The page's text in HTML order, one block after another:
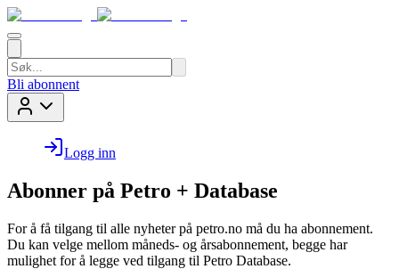
Bli abonnent
Logg inn
Abonner på Petro + Database
For å få tilgang til alle nyheter på petro.no må du ha abonnement.
Du kan velge mellom måneds- og årsabonnement, begge har
mulighet for å legge ved tilgang til Petro Database.